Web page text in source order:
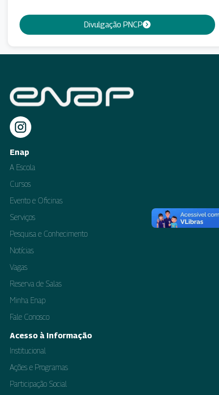
Divulgação PNCP
Enap
A Escola
Cursos
Evento e Oficinas
Serviços
Pesquisa e Conhecimento
Notícias
Vagas
Reserva de Salas
Minha Enap
Fale Conosco
Acesso à Informação
Institucional
Ações e Programas
Participação Social